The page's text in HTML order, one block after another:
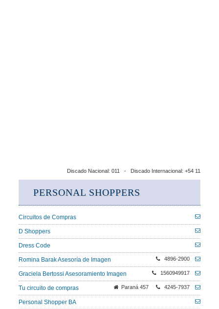
Discado Nacional: 011 - Discado Internacional: +54 11
PERSONAL SHOPPERS
Circuitos de Compras
D Shoppers
Dress Code
Romina Barak Asesoría de Imagen 4896-2900
Graciela Bertossi Asesoramiento Imagen 1560949917
Tu circuito de compras Paraná 457 4245-7937
Personal Shopper BA